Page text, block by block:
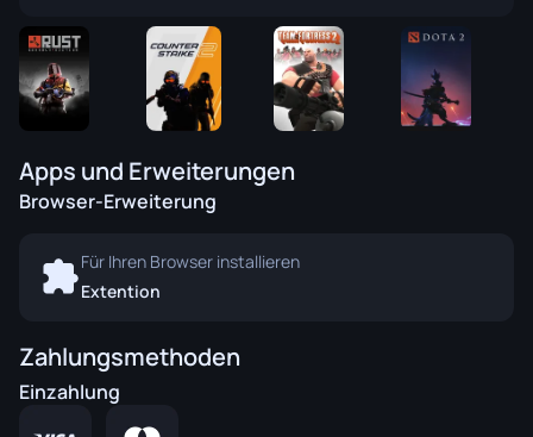
Apps und Erweiterungen
Browser-Erweiterung
Für Ihren Browser installieren
Extention
Zahlungsmethoden
Einzahlung